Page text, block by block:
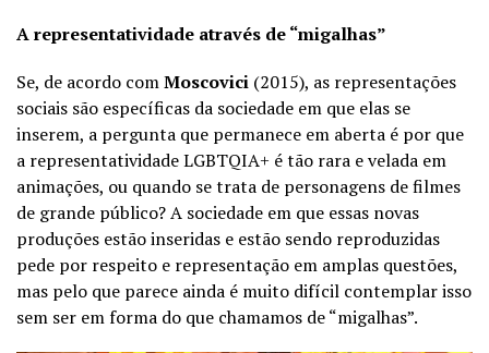
A representatividade através de “migalhas”
Se, de acordo comMoscovici (2015), as representações
sociais são específicas da sociedade em que elas se
inserem, a pergunta que permanece em aberta é por que
a representatividade LGBTQIA+ é tão rara e velada em
animações, ou quando se trata de personagens de filmes
de grande público? A sociedade em que essas novas
produções estão inseridas e estão sendo reproduzidas
pede por respeito e representação em amplas questões,
mas pelo que parece ainda é muito difícil contemplar isso
sem ser em forma do que chamamos de “migalhas”.